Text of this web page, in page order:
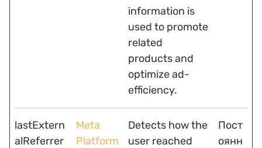
information is
used to promote
related
products and
optimize ad-
efficiency.
lastExtern
alReferrer
Meta
Platform
Detects how the
user reached
Пост
оянн